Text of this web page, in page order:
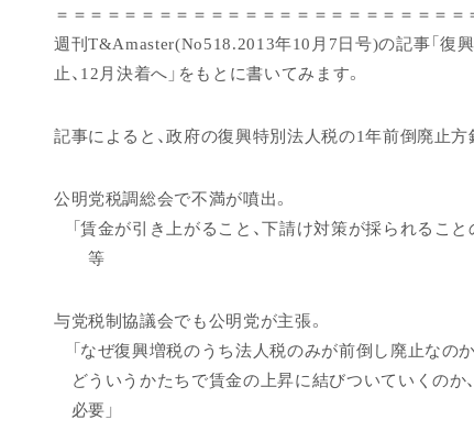
＝＝＝＝＝＝＝＝＝＝＝＝＝＝＝＝＝＝＝＝＝＝＝＝
週刊T&Amaster(No518.2013年10月7日号)の記事「復
止、12月決着へ」をもとに書いてみます。
記事によると、政府の復興特別法人税の1年前倒廃止方
公明党税調総会で不満が噴出。
「賃金が引き上がること、下請け対策が採られること
等
与党税制協議会でも公明党が主張。
「なぜ復興増税のうち法人税のみが前倒し廃止なの
どういうかたちで賃金の上昇に結びついていくのか
必要」